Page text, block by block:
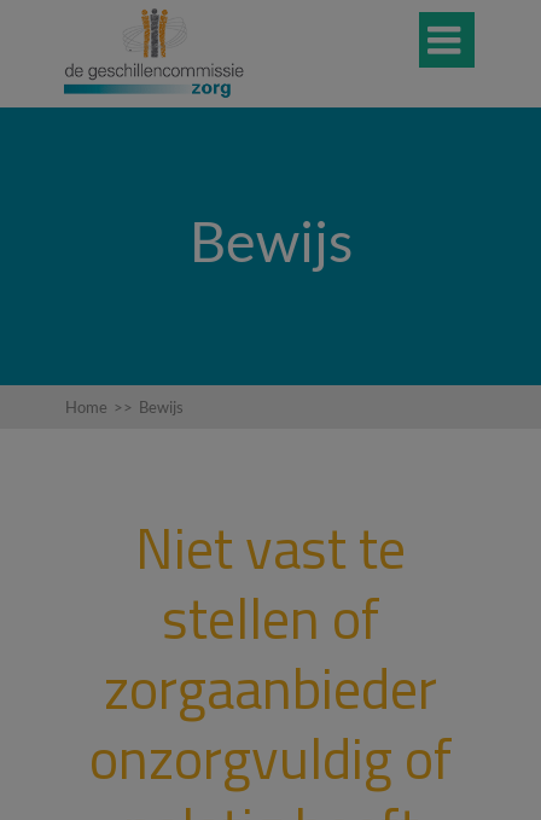

Bewijs
Home >> Bewijs
Niet vast te
stellen of
zorgaanbieder
onzorgvuldig of